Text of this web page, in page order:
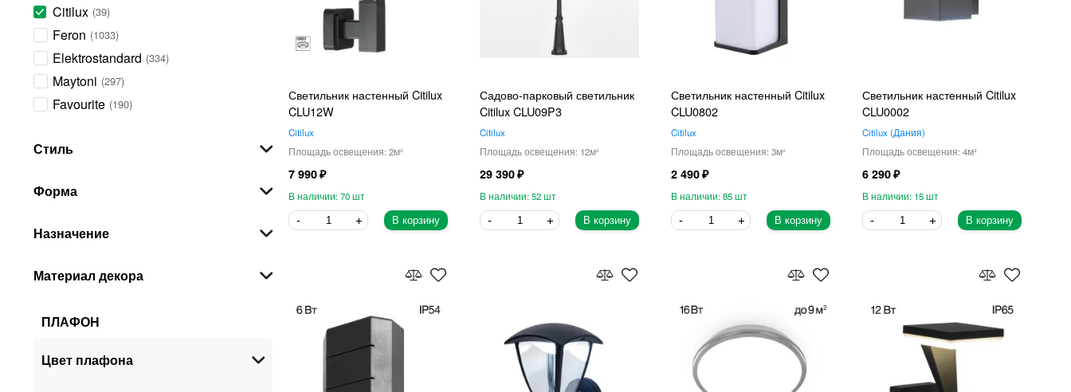
Citilux 39
Feron 1033
Elektrostandard 334
Maytoni 297
Favourite 190
ARTE Lamp
Novotech
Maytoni Technical
ST-Luce
ITALLINE 45
Стиль
Форма
Назначение
Материал декора
ПЛАФОН
Цвет плафона
Светильник настенный Citilux
CLU12W
Citilux
2
7 990
70
В корзину
Садово-парковый светильник
Citilux CLU09P3
Citilux
12
29 390
52
В корзину
Светильник настенный Citilux
CLU0802
Citilux
3
2 490
85
В корзину
Светильник настенный Citilux
CLU0002
Citilux Дания
4
6 290
15
В корзину